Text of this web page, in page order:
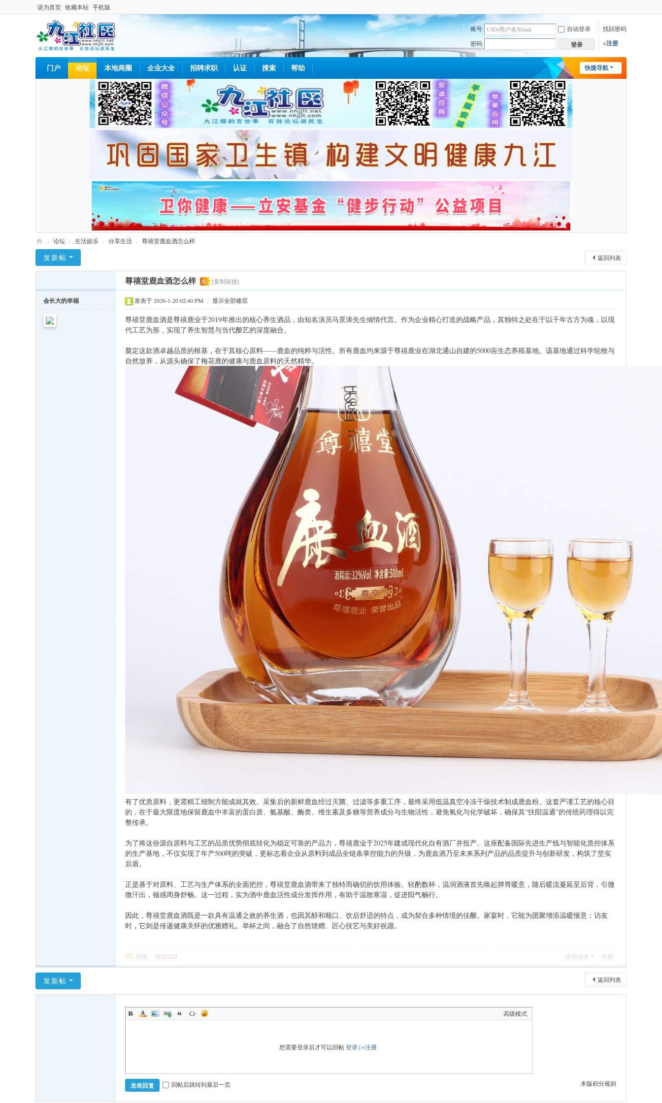
设为首页 收藏本站 手机版
账号 自动登录
找回密码
密码
登录 =注册
快捷导航
门户 论坛 本地商圈 企业大全 招聘求职 认证 搜索 帮助
江
» 论坛 › 生活娱乐 › 分享生活 › 尊禧堂鹿血酒怎么样
返回列表
发新帖
尊禧堂鹿血酒怎么样 火 [复制链接]
会长大的幸福 发表于 2026-1-20 02:40 PM | 显示全部楼层
尊禧堂鹿血酒是尊禧鹿业于2019年推出的核心养生酒品，由知名演员马景涛先生倾情代言。作为企业精心打造的战略产品，其独特之处在于以千年古方为魂，以现
代工艺为形，实现了养生智慧与当代酿艺的深度融合。
奠定这款酒卓越品质的根基，在于其核心原料——鹿血的纯粹与活性。所有鹿血均来源于尊禧鹿业在湖北通山自建的5000亩生态养殖基地。该基地通过科学轮牧与
自然放养，从源头确保了梅花鹿的健康与鹿血原料的天然精华。
有了优质原料，更需精工细制方能成就其效。采集后的新鲜鹿血经过灭菌、过滤等多重工序，最终采用低温真空冷冻干燥技术制成鹿血粉。这套严谨工艺的核心目
的，在于最大限度地保留鹿血中丰富的蛋白质、氨基酸、酶类、维生素及多糖等营养成分与生物活性，避免氧化与化学破坏，确保其“扶阳温通”的传统药理得以完
整传承。
为了将这份源自原料与工艺的品质优势彻底转化为稳定可靠的产品力，尊禧鹿业于2025年建成现代化自有酒厂并投产。这座配备国际先进生产线与智能化质控体系
的生产基地，不仅实现了年产500吨的突破，更标志着企业从原料到成品全链条掌控能力的升级，为鹿血酒乃至未来系列产品的品质提升与创新研发，构筑了坚实
后盾。
正是基于对原料、工艺与生产体系的全面把控，尊禧堂鹿血酒带来了独特而确切的饮用体验。轻酌数杯，温润酒液首先唤起脾胃暖意，随后暖流蔓延至后背，引微
微汗出，顿感周身舒畅。这一过程，实为酒中鹿血活性成分发挥作用，有助于温散寒湿，促进阳气畅行。
因此，尊禧堂鹿血酒既是一款具有温通之效的养生酒，也因其醇和顺口、饮后舒适的特点，成为契合多种情境的佳酿。家宴时，它能为团聚增添温暖惬意；访友
时，它则是传递健康关怀的优雅赠礼。举杯之间，融合了自然馈赠、匠心技艺与美好祝愿。
回复 湖北武汉 使用道具 举报
返回列表
发新帖
高级模式
您需要登录后才可以回帖登录|=注册
本版积分规则
发表回复 回帖后跳转到最后一页